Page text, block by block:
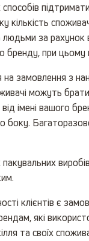
за
при цьому
замовлення з
можуть
імені вашого
клієнтів є
які
та своїх